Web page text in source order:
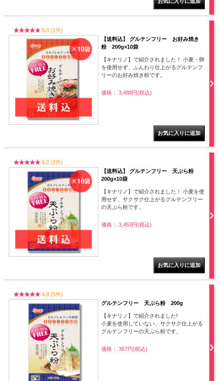
5.0 (1件)
【送料込】 グルテンフリー お好み焼き
粉 200g×10袋
【キナリノ】で紹介されました！ 小麦・卵
を使用せず、ふんわり仕上がるグルテンフ
リーのお好み焼き粉です。
価格： 3,488円(税込)
5.0 (2件)
【送料込】 グルテンフリー 天ぷら粉
200g×10袋
【キナリノ】で紹介されました！ 小麦を使
用せず、サクサク仕上がるグルテンフリー
の天ぷら粉です。
価格： 3,453円(税込)
4.8 (5件)
グルテンフリー 天ぷら粉 200g
【キナリノ】で紹介されました!
小麦を使用していない、サクサク仕上がる
グルテンフリーの天ぷら粉です。
価格： 367円(税込)